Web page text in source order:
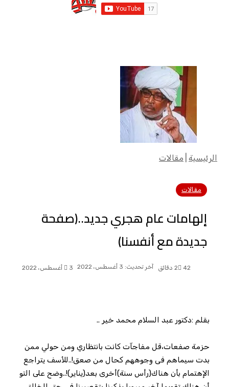
الرئيسية مقالات
مقالات
إلهامات عام هجري جديد..(صفحة
جديدة مع أنفسنا)
3 أغسطس، 2022 آخر تحديث: 3 أغسطس، 2022 42 2 دقائق
بقلم :دكتور عبد السلام محمد خير ..
حزمة صفعات،قل مفاجآت كانت بانتظاري ومن حولي ممن
بدت سيماهم فى وجوههم كحال من صعق!..للأسف يتراجع
الإهتمام بأن هناك(رأس سنة)أخرى بعد(يناير)!..وضح على التو